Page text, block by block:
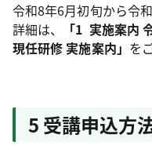
令和8年6月初旬から令
詳細は、
「1 実施案内
現任研修 実施案内」 を
5 受講申込方